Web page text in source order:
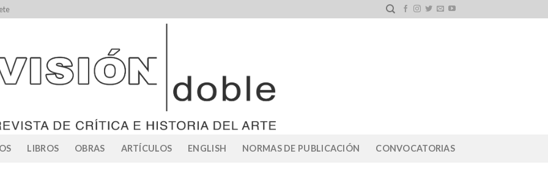
LIBROS OBRAS ARTÍCULOS ENGLISH NORMAS DE PUBLICACIÓN CONVOCATORIAS